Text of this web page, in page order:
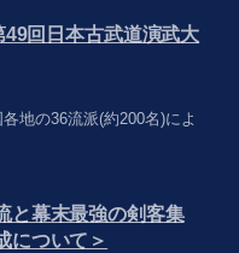
49回日本古武道演武大
地の36流派(約200名)によ
と幕末最強の剣客集
について＞